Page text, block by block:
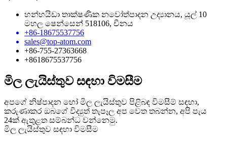
හන්හයිඩා තාක්ෂණික නවෝත්පාදන උද්‍යානය, යූල් 10
මහල ෂෙන්සෙන් 518106, චීනය
+86-18675537756
sales@top-atom.com
+86-755-27363668
+8618675537756
මිල ලැයිස්තුව සඳහා විමසීම
අපගේ නිෂ්පාදන හෝ මිල ලැයිස්තුව පිළිබඳ විමසීම් සඳහා,
කරුණාකර ඔබගේ විද්‍යුත් තැපෑල අප වෙත තබන්න, අපි පැය
24ක් ඇතුළත සම්බන්ධ වන්නෙමු.
මිල ලැයිස්තුව සඳහා විමසීම